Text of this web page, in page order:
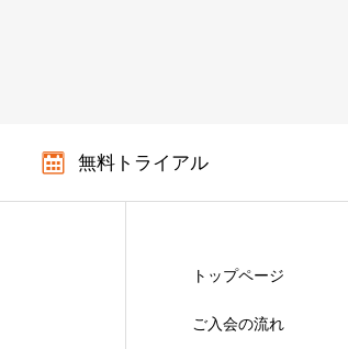
無料トライアル
トップページ
ご入会の流れ